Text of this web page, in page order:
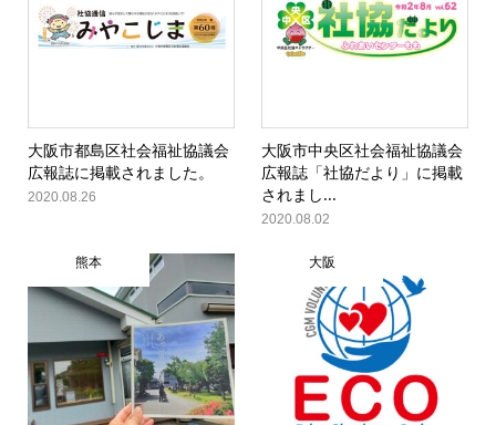
大阪市都島区社会福祉協議会
広報誌に掲載されました。
2020.08.26
大阪市中央区社会福祉協議会
広報誌「社協だより」に掲載
されまし...
2020.08.02
熊本 大阪